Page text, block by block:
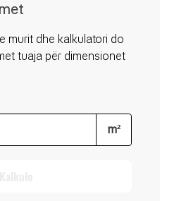
murit dhe kalkulatori do
tuaja për dimensionet
m²